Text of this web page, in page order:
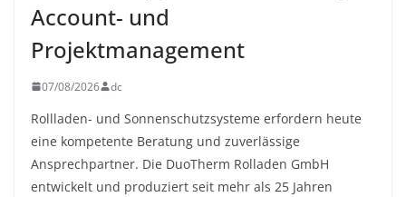
Account- und
Projektmanagement
07/08/2026 dc
Rollladen- und Sonnenschutzsysteme erfordern heute
eine kompetente Beratung und zuverlässige
Ansprechpartner. Die DuoTherm Rolladen GmbH
entwickelt und produziert seit mehr als 25 Jahren